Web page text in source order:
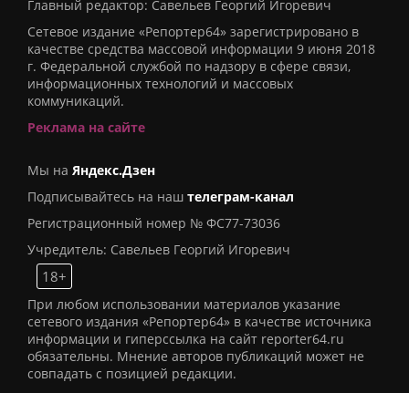
Главный редактор: Савельев Георгий Игоревич
Сетевое издание «Репортер64» зарегистрировано в
качестве средства массовой информации 9 июня 2018
г. Федеральной службой по надзору в сфере связи,
информационных технологий и массовых
коммуникаций.
Реклама на сайте
Мы на Яндекс.Дзен
Подписывайтесь на наш телеграм-канал
Регистрационный номер № ФС77-73036
Учредитель: Савельев Георгий Игоревич
18+
При любом использовании материалов указание
сетевого издания «Репортер64» в качестве источника
информации и гиперссылка на сайт reporter64.ru
обязательны. Мнение авторов публикаций может не
совпадать с позицией редакции.